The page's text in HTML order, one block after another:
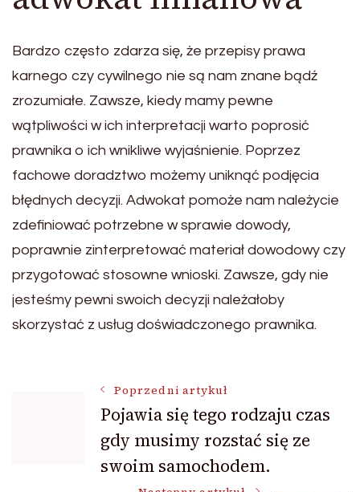
Bardzo często zdarza się, że przepisy prawa
karnego czy cywilnego nie są nam znane bądź
zrozumiałe. Zawsze, kiedy mamy pewne
wątpliwości w ich interpretacji warto poprosić
prawnika o ich wnikliwe wyjaśnienie. Poprzez
fachowe doradztwo możemy uniknąć podjęcia
błędnych decyzji. Adwokat pomoże nam należycie
zdefiniować potrzebne w sprawie dowody,
poprawnie zinterpretować materiał dowodowy czy
przygotować stosowne wnioski. Zawsze, gdy nie
jesteśmy pewni swoich decyzji należałoby
skorzystać z usług doświadczonego prawnika.
Nawigacja
wpisu
Poprzedni artykuł
Pojawia się tego rodzaju czas
gdy musimy rozstać się ze
swoim samochodem.